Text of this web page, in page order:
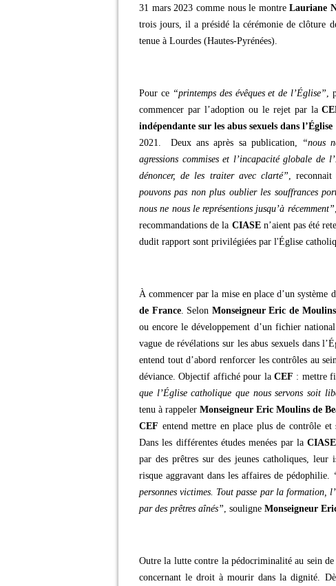
31 mars 2023 comme nous le montreLauriane
trois jours, il a présidé la cérémonie de clôture
tenue à Lourdes (Hautes-Pyrénées).
Pour ce “printemps des évêques et de l’Église”,
commencer par l’adoption ou le rejet par la
indépendante sur les abus sexuels dans
2021. Deux ans après sa publication,
“nous
agressions commises et l’incapacité globale de
dénoncer, de les traiter avec clarté”,
pouvons pas non plus oublier les souffrances
nous ne nous le représentions jusqu’à récemment”
recommandations de la CIASEn’aient pas été
dudit rapport sont privilégiées par l'Église
À commencer par la mise en place d’un système
de France. Selon Monseigneur Eric de
ou encore le développement d’un fichier
vague de révélations sur les abus sexuels dans
entend tout d’abord renforcer les contrôles au
déviance. Objectif affiché pour la CEF : mettre
que l’Église catholique que nous servons soit
tenu à rappelerMonseigneur Eric Moulins de
CEF entend mettre en place plus de contrôle et
Dans les différentes études menées par laCIASE
par des prêtres sur des jeunes catholiques,
risque aggravant dans les affaires de pédophilie.
personnes victimes. Tout passe par la formation,
par des prêtres aînés”, souligne Monseigneur
Outre la lutte contre la pédocriminalité au sein
concernant le droit à mourir dans la dignité.